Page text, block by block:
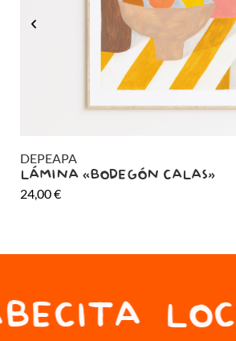
DEPEAPA
LÁMINA «BODEGÓN CALAS»
24,00€